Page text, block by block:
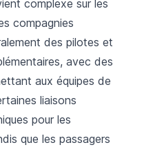
complexe sur les
compagnies
des pilotes et
avec des
aux équipes de
liaisons
pour les
que les passagers